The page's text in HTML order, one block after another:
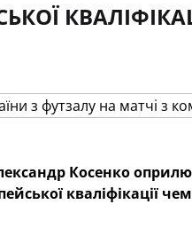
Косенко
кваліфікації